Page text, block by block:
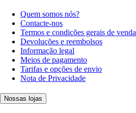
Quem somos nós?
Contacte-nos
Termos e condições gerais de venda
Devoluções e reembolsos
Informação legal
Meios de pagamento
Tarifas e opções de envio
Nota de Privacidade
Nossas lojas